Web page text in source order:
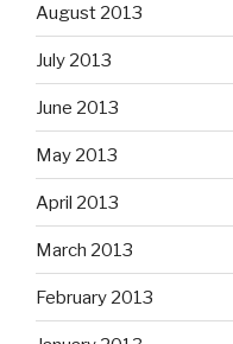
August 2013
July 2013
June 2013
May 2013
April 2013
March 2013
February 2013